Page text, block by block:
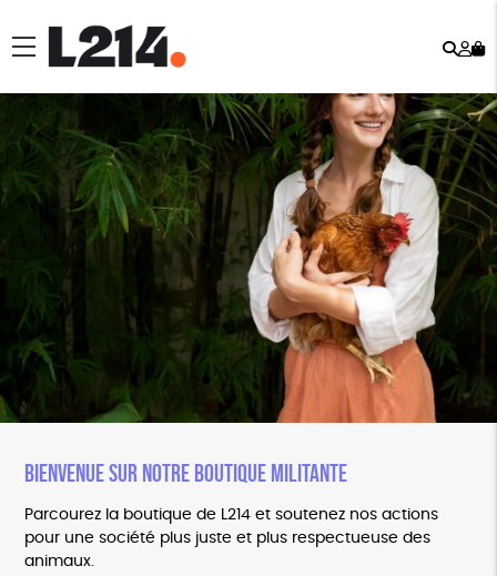
menu
Bienvenue sur notre boutique militante
Parcourez la boutique de L214 et soutenez nos actions
pour une société plus juste et plus respectueuse des
animaux.